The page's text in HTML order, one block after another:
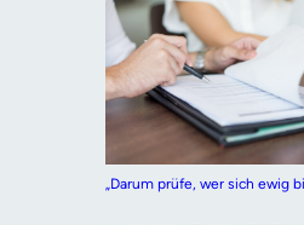
„Darum prüfe, wer sich ewig